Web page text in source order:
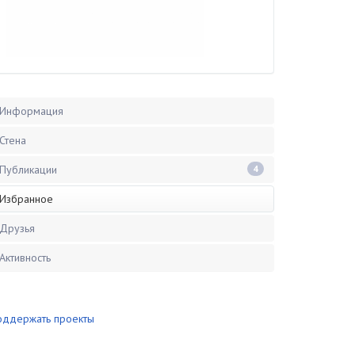
Информация
Стена
Публикации 4
Избранное
Друзья
Активность
проекты